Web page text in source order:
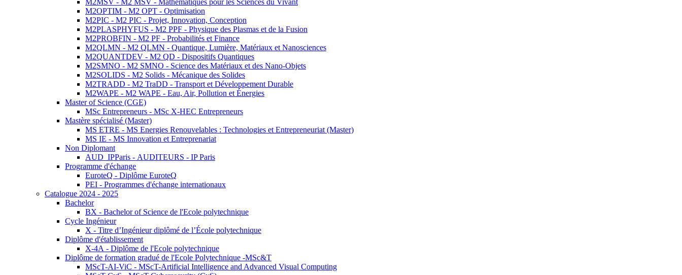
M2MSV - M2 MSV - Mathématiques pour les Sciences du Vivant
M2OPTIM - M2 OPT - Optimisation
M2PIC - M2 PIC - Projet, Innovation, Conception
M2PLASPHYFUS - M2 PPF - Physique des Plasmas et de la Fusion
M2PROBFIN - M2 PF - Probabilités et Finance
M2QLMN - M2 QLMN - Quantique, Lumière, Matériaux et Nanosciences
M2QUANTDEV - M2 QD - Dispositifs Quantiques
M2SMNO - M2 SMNO - Science des Matériaux et des Nano-Objets
M2SOLIDS - M2 Solids - Mécanique des Solides
M2TRADD - M2 TraDD - Transport et Développement Durable
M2WAPE - M2 WAPE - Eau, Air, Pollution et Énergies
Master of Science (CGE)
MSc Entrepreneurs - MSc X-HEC Entrepreneurs
Mastère spécialisé (Master)
MS ETRE - MS Energies Renouvelables : Technologies et Entrepreneuriat (Master)
MS IE - MS Innovation et Entreprenariat
Non Diplomant
AUD_IPParis - AUDITEURS - IP Paris
Programme d'échange
EuroteQ - Diplôme EuroteQ
PEI - Programmes d'échange internationaux
Catalogue 2024 - 2025
Bachelor
BX - Bachelor of Science de l'Ecole polytechnique
Cycle Ingénieur
X - Titre d’Ingénieur diplômé de l’École polytechnique
Diplôme d'établissement
X-4A - Diplôme de l'Ecole polytechnique
Diplôme de formation gradué de l'Ecole Polytechnique -MSc&T
MScT-AI-ViC - MScT-Artificial Intelligence and Advanced Visual Computing